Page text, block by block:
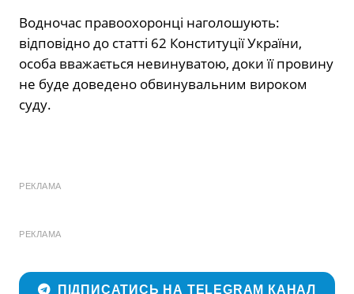
Водночас правоохоронці наголошують:
відповідно до статті 62 Конституції України,
особа вважається невинуватою, доки її провину
не буде доведено обвинувальним вироком
суду.
РЕКЛАМА
РЕКЛАМА
ПІДПИСАТИСЬ НА TELEGRAM КАНАЛ